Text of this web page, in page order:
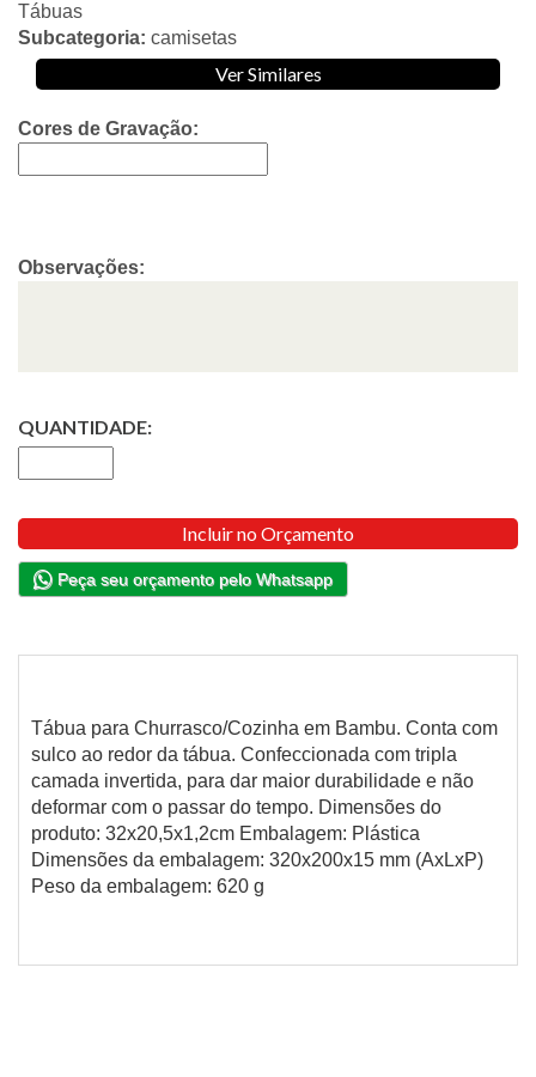
Tábuas
Subcategoria: camisetas
Ver Similares
Cores de Gravação:
Observações:
QUANTIDADE:
Incluir no Orçamento
Peça seu orçamento pelo Whatsapp
Tábua para Churrasco/Cozinha em Bambu. Conta com
sulco ao redor da tábua. Confeccionada com tripla
camada invertida, para dar maior durabilidade e não
deformar com o passar do tempo. Dimensões do
produto: 32x20,5x1,2cm Embalagem: Plástica
Dimensões da embalagem: 320x200x15 mm (AxLxP)
Peso da embalagem: 620 g